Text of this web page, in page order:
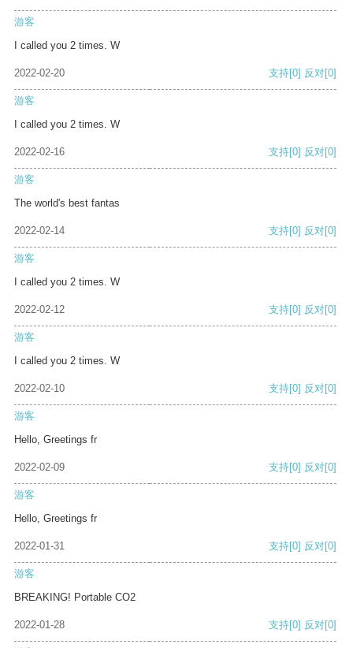
游客
I called you 2 times. W
2022-02-20 支持[0] 反对[0]
游客
I called you 2 times. W
2022-02-16 支持[0] 反对[0]
游客
The world's best fantas
2022-02-14 支持[0] 反对[0]
游客
I called you 2 times. W
2022-02-12 支持[0] 反对[0]
游客
I called you 2 times. W
2022-02-10 支持[0] 反对[0]
游客
Hello, Greetings fr
2022-02-09 支持[0] 反对[0]
游客
Hello, Greetings fr
2022-01-31 支持[0] 反对[0]
游客
BREAKING! Portable CO2
2022-01-28 支持[0] 反对[0]